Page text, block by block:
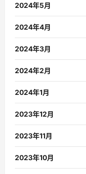
2024年5月
2024年4月
2024年3月
2024年2月
2024年1月
2023年12月
2023年11月
2023年10月